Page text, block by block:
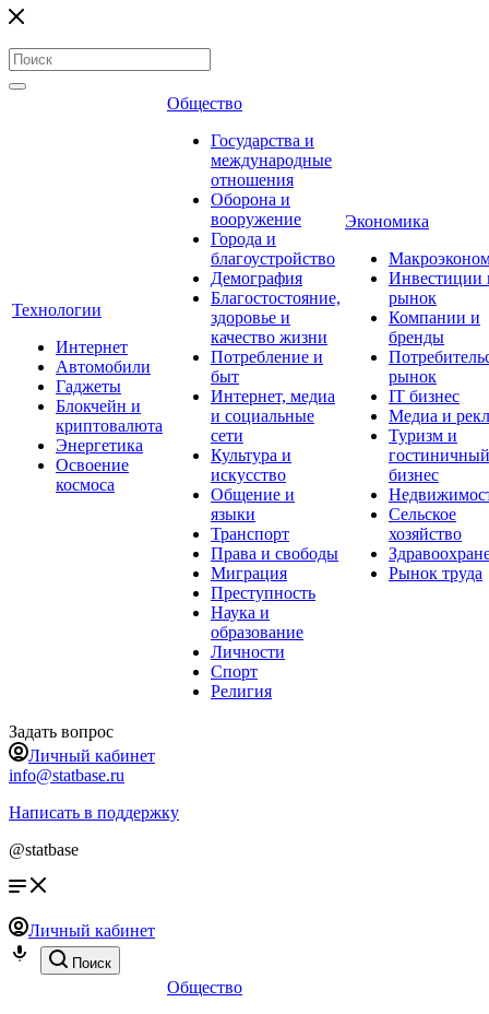
Технологии
Интернет
Автомобили
Гаджеты
Блокчейн и
криптовалюта
Энергетика
Освоение
космоса
Общество
Государства и
международные
отношения
Оборона и
вооружение
Города и
благоустройство
Демография
Благостостояние,
здоровье и
качество жизни
Потребление и
быт
Интернет, медиа
и социальные
сети
Культура и
искусство
Общение и
языки
Транспорт
Права и свободы
Миграция
Преступность
Наука и
образование
Личности
Спорт
Религия
Экономика
Инвестиции
рынок
Компании и
бренды
рынок
IT бизнес
Медиа и
Туризм и
гостиничный
бизнес
Сельское
хозяйство
Рынок труда
Задать вопрос
Личный кабинет
info@statbase.ru
Написать в поддержку
@statbase
Личный кабинет
Поиск
Общество